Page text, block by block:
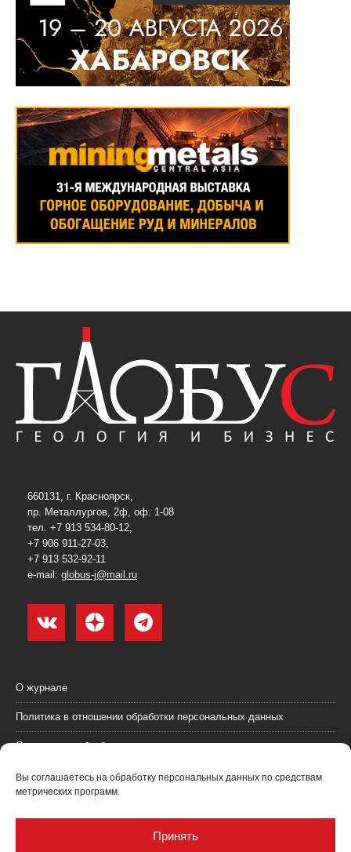
Вы соглашаетесь на обработку персональных данных по средствам
метрических программ.
Принять
660131, г. Красноярск,
пр. Металлургов, 2ф, оф. 1-08
тел. +7 913 534-80-12,
+7 906 911-27-03,
+7 913 532-92-11
e-mail: globus-j@mail.ru
О журнале
Политика в отношении обработки персональных данных
Согласие на обработку персональных данных
Пользовательское соглашение (оферта)